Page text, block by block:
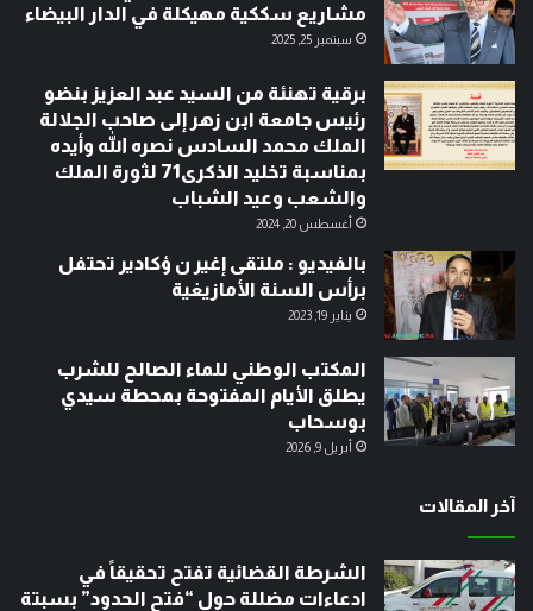
مشاريع سككية مهيكلة في الدار البيضاء
سبتمبر 25, 2025
برقية تهنئة من السيد عبد العزيز بنضو
رئيس جامعة ابن زهر إلى صاحب الجلالة
الملك محمد السادس نصره الله وأيده
بمناسبة تخليد الذكرى71 لثورة الملك
والشعب وعيد الشباب
أغسطس 20, 2024
بالفيديو : ملتقى إغير ن ؤكادير تحتفل
برأس السنة الأمازيغية
يناير 19, 2023
المكتب الوطني للماء الصالح للشرب
يطلق الأيام المفتوحة بمحطة سيدي
بوسحاب
أبريل 9, 2026
آخر المقالات
الشرطة القضائية تفتح تحقيقاً في
ادعاءات مضللة حول “فتح الحدود” بسبتة